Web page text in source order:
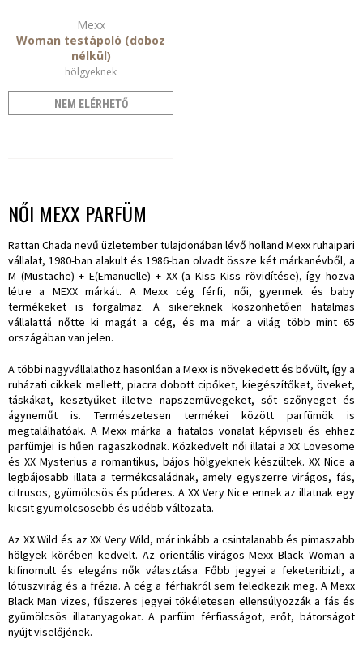
Mexx
Woman testápoló (doboz
nélkül)
hölgyeknek
NEM ELÉRHETŐ
NŐI MEXX PARFÜM
Rattan Chada nevű üzletember tulajdonában lévő holland Mexx ruhaipari
vállalat, 1980-ban alakult és 1986-ban olvadt össze két márkanévből, a
M (Mustache) + E(Emanuelle) + XX (a Kiss Kiss rövidítése), így hozva
létre a MEXX márkát. A Mexx cég férfi, női, gyermek és baby
termékeket is forgalmaz. A sikereknek köszönhetően hatalmas
vállalattá nőtte ki magát a cég, és ma már a világ több mint 65
országában van jelen.
A többi nagyvállalathoz hasonlóan a Mexx is növekedett és bővült, így a
ruházati cikkek mellett, piacra dobott cipőket, kiegészítőket, öveket,
táskákat, kesztyűket illetve napszemüvegeket, sőt szőnyeget és
ágyneműt is. Természetesen termékei között parfümök is
megtalálhatóak. A Mexx márka a fiatalos vonalat képviseli és ehhez
parfümjei is hűen ragaszkodnak. Közkedvelt női illatai a XX Lovesome
és XX Mysterius a romantikus, bájos hölgyeknek készültek. XX Nice a
legbájosabb illata a termékcsaládnak, amely egyszerre virágos, fás,
citrusos, gyümölcsös és púderes. A XX Very Nice ennek az illatnak egy
kicsit gyümölcsösebb és üdébb változata.
Az XX Wild és az XX Very Wild, már inkább a csintalanabb és pimaszabb
hölgyek körében kedvelt. Az orientális-virágos Mexx Black Woman a
kifinomult és elegáns nők választása. Főbb jegyei a feketeribizli, a
lótuszvirág és a frézia. A cég a férfiakról sem feledkezik meg. A Mexx
Black Man vizes, fűszeres jegyei tökéletesen ellensúlyozzák a fás és
gyümölcsös illatanyagokat. A parfüm férfiasságot, erőt, bátorságot
nyújt viselőjének.